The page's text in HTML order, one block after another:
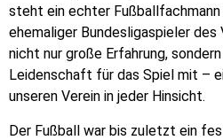
steht ein echter Fußballfachmann
ehemaliger Bundesligaspieler
nicht nur große Erfahrung,
Leidenschaft für das Spiel mit –
unseren Verein in jeder Hinsicht.
Der Fußball war bis zuletzt ein